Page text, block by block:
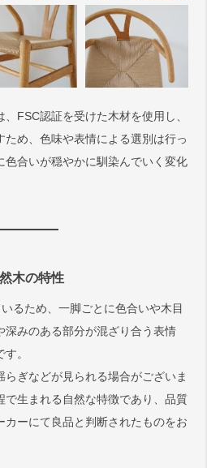
FSC認証を受けた木材を使用し、
ため、色味や表情による選別は行っ
色合いが穏やかに馴染んでいく変化
木の特性
るため、一脚ごとに色合いや木目
深みのある部分が混ざり合う表情
。
らぎなどが見られる場合がございま
で生まれる自然な特徴であり、品質
カーにて良品と判断されたものをお